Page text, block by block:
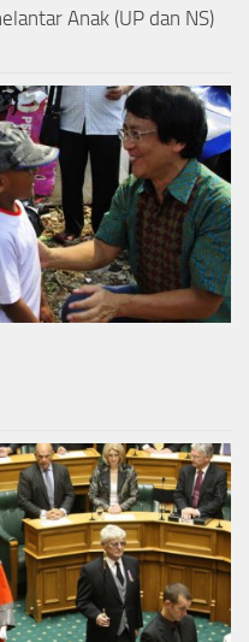
Anak (UP dan NS)